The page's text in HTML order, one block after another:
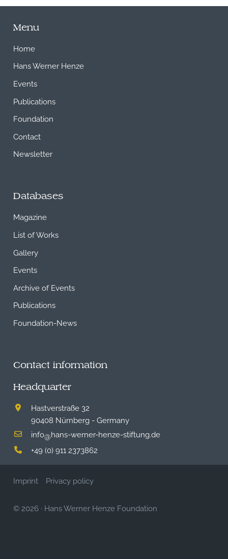
Menu
Home
Hans Werner Henze
Events
Publications
Foundation
Contact
Newsletter
Databases
Magazine
List of Works
Gallery
Events
Archive of Events
Publications
Foundation-News
Contact information
Headquarter
Hastverstraße 32
90408 Nürnberg - Germany
info@hans-werner-henze-stiftung.de
+49 (0) 911 2373862
Imprint Privacy policy
© 2026 · Hans Werner Henze Foundation